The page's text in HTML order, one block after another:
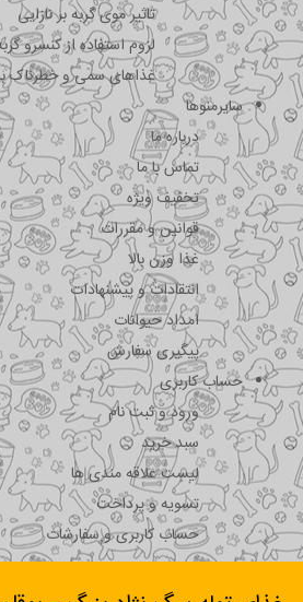
تاثیر موی گربه بر نازایی
لزوم استفاده از کنسرو
غذاهای سمی و خطرناک
سایرمنوها
درباره ما
تماس با ما
تخفیف ویژه
قوانین و مقررات
غذا وزن بالا
انتقادات و پیشنهادات
امداد حیوانات
پیگیری سفارش
حساب کاربری
ورود و ثبت نام
سبد خرید
لیست علاقه مندی ها
تسویه و پرداخت
حساب کاربری و سفارشات